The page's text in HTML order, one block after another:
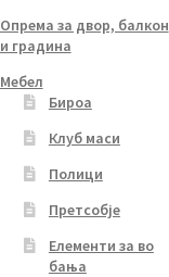
Опрема за двор, балкон
и градина
Мебел
Бироа
Клуб маси
Полици
Претсобје
Елементи за во
бања